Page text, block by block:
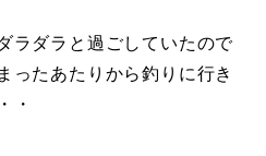
ラダラと過ごしていたので
ったあたりから釣りに行き
・